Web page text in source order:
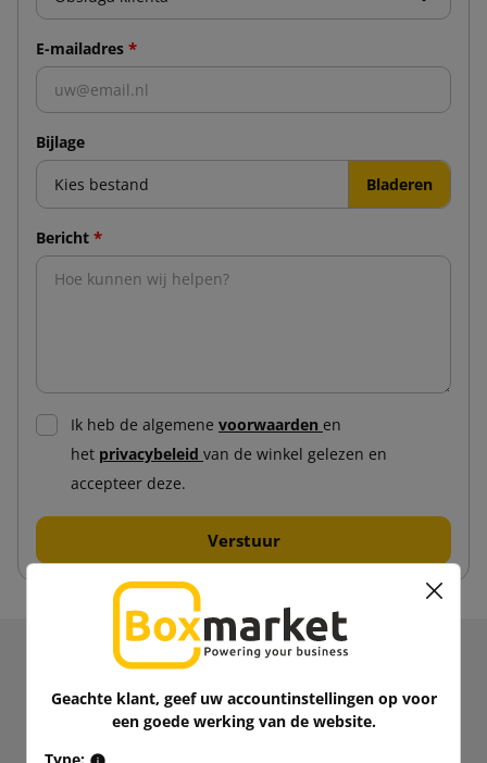
E-mailadres *
Bijlage
Kies bestand
Bericht *
Ik heb de algemene voorwaarden en
het privacybeleid van de winkel gelezen en
accepteer deze.
Ontvang informatie over nieuws en promoties.
Krijg 5% korting op je eerste
aankoop!
Geachte klant, geef uw accountinstellingen op voor
een goede werking van de website.